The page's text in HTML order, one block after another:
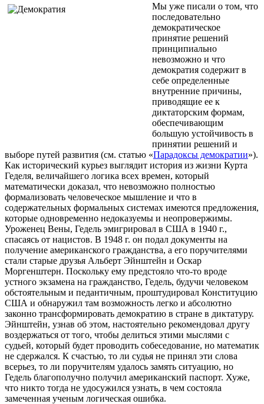
Мы уже писали о том, что
последовательно
демократическое
принятие решений
принципиально
невозможно и что
демократия содержит в
себе определенные
внутренние причины,
приводящие ее к
диктаторским формам,
обеспечивающим
большую устойчивость в
принятии решений и
выборе путей развития (см. статью «Парадоксы демократии»).
Как исторический курьез выглядит история из жизни Курта
Геделя, величайшего логика всех времен, который
математически доказал, что невозможно полностью
формализовать человеческое мышление и что в
содержательных формальных системах имеются предложения,
которые одновременно недоказуемы и неопровержимы.
Уроженец Вены, Гедель эмигрировал в США в 1940 г.,
спасаясь от нацистов. В 1948 г. он подал документы на
получение американского гражданства, а его поручителями
стали старые друзья Альберт Эйнштейн и Оскар
Моргенштерн. Поскольку ему предстояло что-то вроде
устного экзамена на гражданство, Гедель, будучи человеком
обстоятельным и педантичным, проштудировал Конституцию
США и обнаружил там возможность легко и абсолютно
законно трансформировать демократию в стране в диктатуру.
Эйнштейн, узнав об этом, настоятельно рекомендовал другу
воздержаться от того, чтобы делиться этими мыслями с
судьей, который будет проводить собеседование, но математик
не сдержался. К счастью, то ли судья не принял эти слова
всерьез, то ли поручителям удалось замять ситуацию, но
Гедель благополучно получил американский паспорт. Хуже,
что никто тогда не удосужился узнать, в чем состояла
замеченная ученым логическая ошибка.